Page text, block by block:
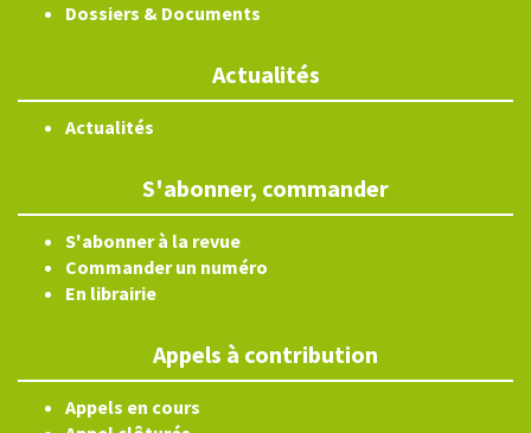
Dossiers & Documents
Actualités
Actualités
S'abonner, commander
S'abonner à la revue
Commander un numéro
En librairie
Appels à contribution
Appels en cours